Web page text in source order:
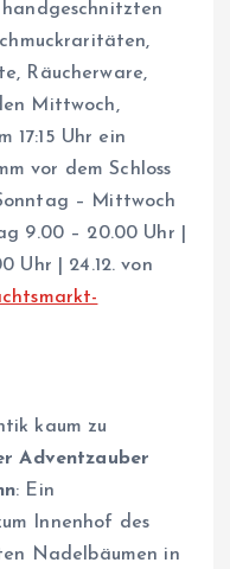
Räucherware,
Mittwoch,
17:15 Uhr ein
vor dem Schloss
– Mittwoch
9.00 – 20.00 Uhr |
Uhr | 24.12. von
kaum zu
Adventzauber
: Ein
Innenhof des
Nadelbäumen in